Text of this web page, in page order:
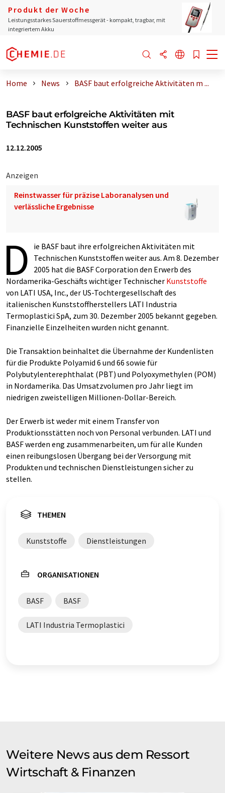
Produkt der Woche
Leistungsstarkes Sauerstoffmessgerät - kompakt, tragbar, mit
integriertem Akku
Home News BASF baut erfolgreiche Aktivitäten m ...
BASF baut erfolgreiche Aktivitäten mit
Technischen Kunststoffen weiter aus
12.12.2005
Anzeigen
Reinstwasser für präzise Laboranalysen und
verlässliche Ergebnisse
D
ie BASF baut ihre erfolgreichen Aktivitäten mit
Technischen Kunststoffen weiter aus. Am 8. Dezember
2005 hat die BASF Corporation den Erwerb des
Nordamerika-Geschäfts wichtiger Technischer Kunststoffe
von LATI USA, Inc., der US-Tochtergesellschaft des
italienischen Kunststoffherstellers LATI Industria
Termoplastici SpA, zum 30. Dezember 2005 bekannt gegeben.
Finanzielle Einzelheiten wurden nicht genannt.
Die Transaktion beinhaltet die Übernahme der Kundenlisten
für die Produkte Polyamid 6 und 66 sowie für
Polybutylenterephthalat (PBT) und Polyoxymethylen (POM)
in Nordamerika. Das Umsatzvolumen pro Jahr liegt im
niedrigen zweistelligen Millionen-Dollar-Bereich.
Der Erwerb ist weder mit einem Transfer von
Produktionsstätten noch von Personal verbunden. LATI und
BASF werden eng zusammenarbeiten, um für alle Kunden
einen reibungslosen Übergang bei der Versorgung mit
Produkten und technischen Dienstleistungen sicher zu
stellen.
THEMEN
Kunststoffe Dienstleistungen
ORGANISATIONEN
BASF BASF
LATI Industria Termoplastici
Weitere News aus dem Ressort
Wirtschaft & Finanzen